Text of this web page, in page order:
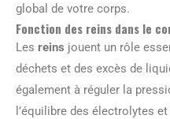
global de votre corps.
Fonction des reins dans le
Les reins jouent un rôle
déchets et des excès de
également à réguler la
l’équilibre des électrolytes